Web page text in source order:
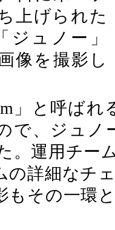
上げられた
ジュノー」
像を撮影し
」と呼ば
で、ジュノ
。運用チー
の詳細なチ
もその一環